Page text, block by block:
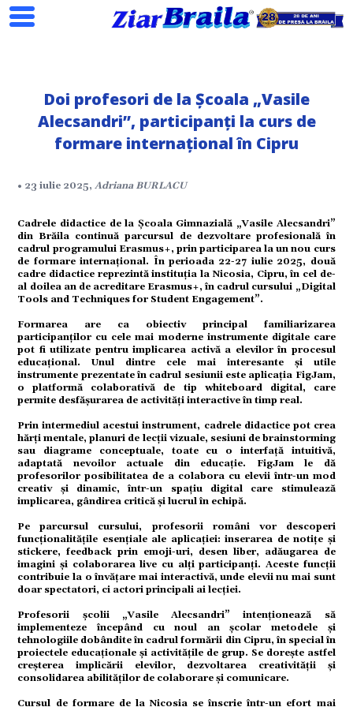
Doi profesori de la Școala „Vasile
Alecsandri”, participanți la curs de
formare internațional în Cipru
• 23 iulie 2025,Adriana BURLACU
Cadrele didactice de la Școala Gimnazială „Vasile Alecsandri”
din Brăila continuă parcursul de dezvoltare profesională în
cadrul programului Erasmus+, prin participarea la un nou curs
de formare internațional. În perioada 22-27 iulie 2025, două
cadre didactice reprezintă instituția la Nicosia, Cipru, în cel de-
al doilea an de acreditare Erasmus+, în cadrul cursului „Digital
Tools and Techniques for Student Engagement”.
Formarea are ca obiectiv principal familiarizarea
participanților cu cele mai moderne instrumente digitale care
pot fi utilizate pentru implicarea activă a elevilor în procesul
educațional. Unul dintre cele mai interesante și utile
instrumente prezentate în cadrul sesiunii este aplicația FigJam,
o platformă colaborativă de tip whiteboard digital, care
permite desfășurarea de activități interactive în timp real.
Prin intermediul acestui instrument, cadrele didactice pot crea
hărți mentale, planuri de lecții vizuale, sesiuni de brainstorming
sau diagrame conceptuale, toate cu o interfață intuitivă,
adaptată nevoilor actuale din educație. FigJam le dă
profesorilor posibilitatea de a colabora cu elevii într-un mod
creativ și dinamic, într-un spațiu digital care stimulează
implicarea, gândirea critică și lucrul în echipă.
Pe parcursul cursului, profesorii români vor descoperi
funcționalitățile esențiale ale aplicației: inserarea de notițe și
stickere, feedback prin emoji-uri, desen liber, adăugarea de
imagini și colaborarea live cu alți participanți. Aceste funcții
contribuie la o învățare mai interactivă, unde elevii nu mai sunt
doar spectatori, ci actori principali ai lecției.
Profesorii școlii „Vasile Alecsandri” intenționează să
implementeze începând cu noul an școlar metodele și
tehnologiile dobândite în cadrul formării din Cipru, în special în
proiectele educaționale și activitățile de grup. Se dorește astfel
creșterea implicării elevilor, dezvoltarea creativității și
consolidarea abilităților de colaborare și comunicare.
Cursul de formare de la Nicosia se înscrie într-un efort mai